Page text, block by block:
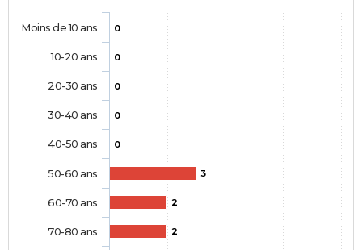
0
0
0
0
0
3
2
2
Moins de 10 ans
10-20 ans
20-30 ans
30-40 ans
40-50 ans
50-60 ans
60-70 ans
70-80 ans